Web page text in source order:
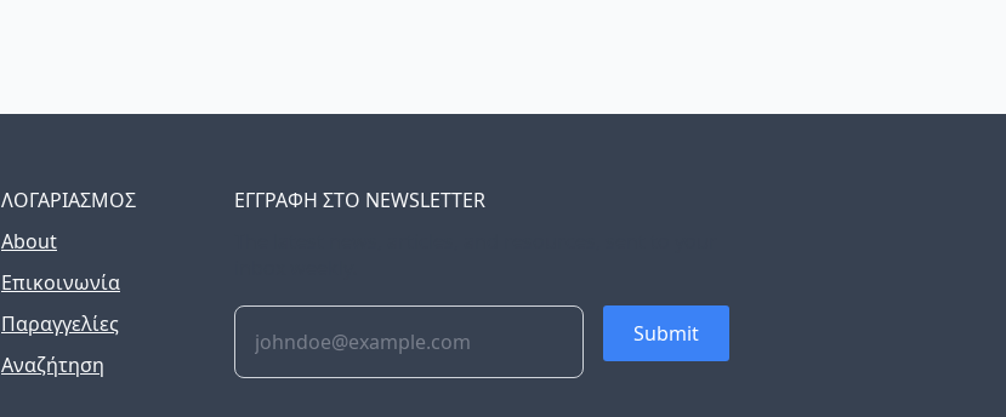
ΛΟΓΑΡΙΑΣΜΟΣ
About
Επικοινωνία
Παραγγελίες
Αναζήτηση
ΕΓΓΡΑΦΗ ΣΤΟ NEWSLETTER
Submit